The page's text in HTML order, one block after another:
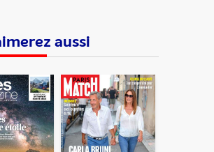
contenu, vous acceptez que ces
de traitement, pour donner suite à
recommandation auprès de votre ami.
ne pas envoyer d’email indésirable.
et celle de votre ami ne sont utilisées que
suite duquel elles seront
supprimées. Pour en savoir plus, consultez
personnelles".
aussi